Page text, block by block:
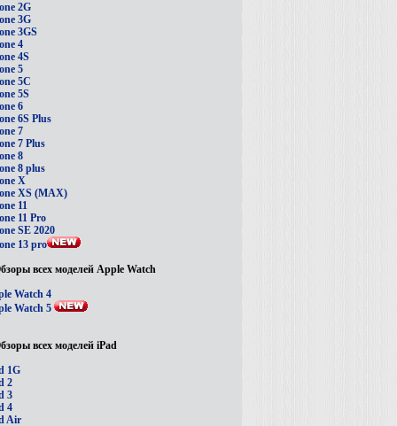
2G
3G
3GS
4
4S
5
5C
5S
6
6S Plus
7
7 Plus
8
8 plus
X
XS (MAX)
11
11 Pro
SE 2020
13 pro
всех моделей Apple Watch
Watch 4
Watch 5
всех моделей iPad
1G
2
3
4
Air